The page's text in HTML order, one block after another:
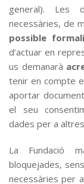
general). Les
necessàries, de
possible
d’actuar en
us demanarà
tenir en compte
aportar
el seu
dades per a
La Fundació
bloquejades,
necessàries per